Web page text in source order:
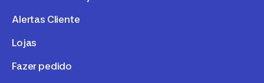
Alertas Cliente
Lojas
Fazer pedido